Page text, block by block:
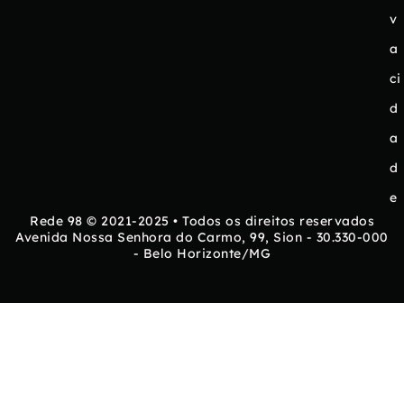
v
a
ci
d
a
d
e
Rede 98 © 2021-2025 • Todos os direitos reservados
Avenida Nossa Senhora do Carmo, 99, Sion - 30.330-000
- Belo Horizonte/MG